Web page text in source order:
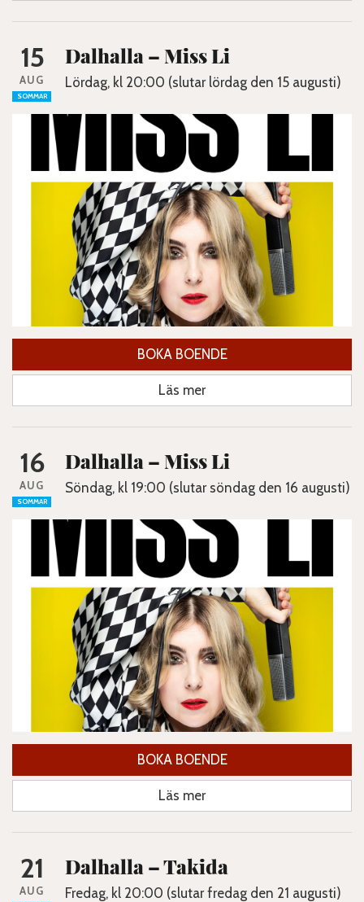
15
AUG
SOMMAR
Dalhalla – Miss Li
Lördag, kl 20:00 (slutar lördag den 15 augusti)
BOKA BOENDE
Läs mer
16
AUG
SOMMAR
Dalhalla – Miss Li
Söndag, kl 19:00 (slutar söndag den 16 augusti)
BOKA BOENDE
Läs mer
21
AUG
Dalhalla – Takida
Fredag, kl 20:00 (slutar fredag den 21 augusti)